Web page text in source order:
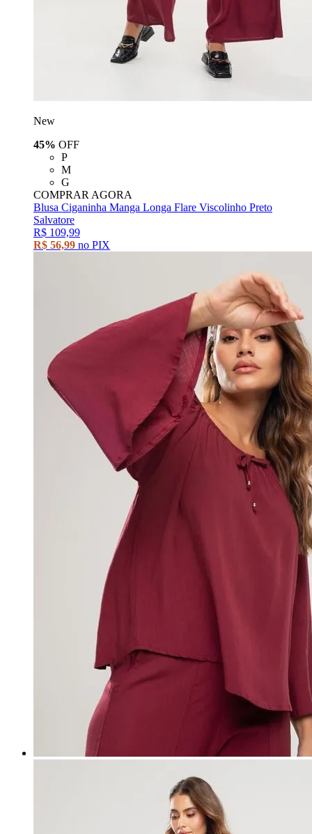
New
45% OFF
P
M
G
COMPRAR AGORA
Blusa Ciganinha Manga Longa Flare Viscolinho Preto
Salvatore
R$ 109,99
R$ 56,99 no PIX